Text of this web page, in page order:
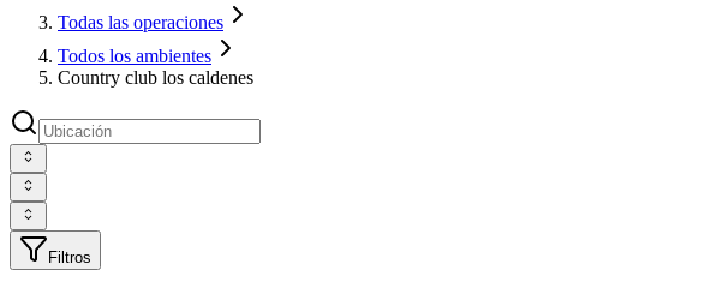
Todas las operaciones
Todos los ambientes
Country club los caldenes
Filtros